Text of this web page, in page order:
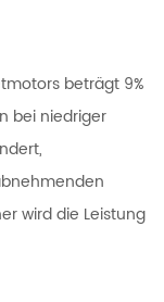
beträgt 9%
bei niedriger
wird die Leistung